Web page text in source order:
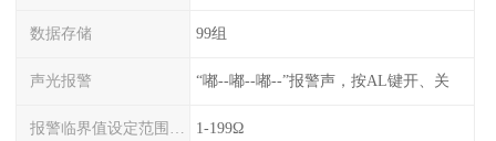
数据存储 99组
声光报警 “嘟--嘟--嘟--”报警声，按AL键开、关
1-199Ω